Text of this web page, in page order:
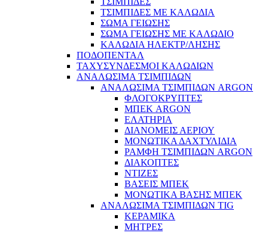
ΤΣΙΜΠΙΔΕΣ ΜΕ ΚΑΛΩΔΙΑ
ΣΩΜΑ ΓΕΙΩΣΗΣ
ΣΩΜΑ ΓΕΙΩΣΗΣ ΜΕ ΚΑΛΩΔΙΟ
ΚΑΛΩΔΙΑ ΗΛΕΚΤΡ/ΛΗΣΗΣ
ΠΟΔΟΠΕΝΤΑΛ
ΤΑΧΥΣΥΝΔΕΣΜΟΙ ΚΑΛΩΔΙΩΝ
ΑΝΑΛΩΣΙΜΑ ΤΣΙΜΠΙΔΩΝ
ΑΝΑΛΩΣΙΜΑ ΤΣΙΜΠΙΔΩΝ ARGON
ΦΛΟΓΟΚΡΥΠΤΕΣ
ΜΠΕΚ ARGON
ΕΛΑΤΗΡΙΑ
ΔΙΑΝΟΜΕΙΣ ΑΕΡΙΟΥ
ΜΟΝΩΤΙΚΑ ΔΑΧΤΥΛΙΔΙΑ
ΡΑΜΦΗ ΤΣΙΜΠΙΔΩΝ ARGON
ΔΙΑΚΟΠΤΕΣ
ΝΤΙΖΕΣ
ΒΑΣΕΙΣ ΜΠΕΚ
ΜΟΝΩΤΙΚΑ ΒΑΣΗΣ ΜΠΕΚ
ΑΝΑΛΩΣΙΜΑ ΤΣΙΜΠΙΔΩΝ TIG
ΚΕΡΑΜΙΚΑ
ΜΗΤΡΕΣ